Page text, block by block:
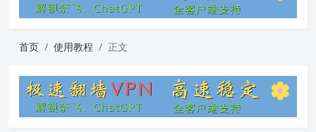
首页 使用教程 正文